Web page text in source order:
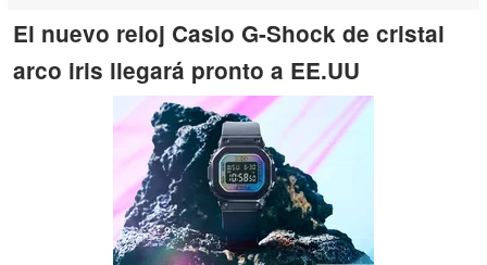
El nuevo reloj Casio G-Shock de cristal
arco iris llegará pronto a EE.UU